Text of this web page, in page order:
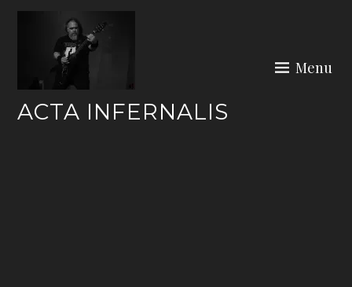
Skip
ACTA INFERNALIS
Menu